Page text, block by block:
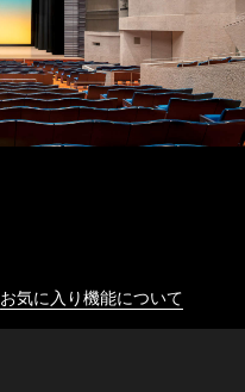
お気に入り機能について